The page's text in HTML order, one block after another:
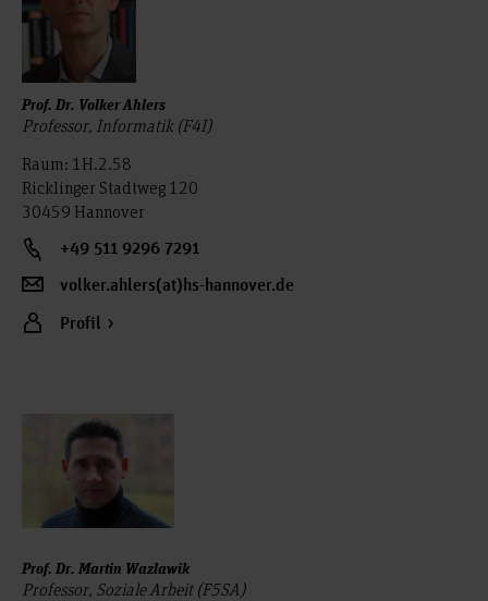
Prof. Dr. Volker Ahlers
Professor, Informatik (F4I)
Raum: 1H.2.58
Ricklinger Stadtweg 120
30459 Hannover
+49 511 9296 7291
volker.ahlers(at)hs-hannover.de
Profil
Prof. Dr. Martin Wazlawik
Professor, Soziale Arbeit (F5SA)